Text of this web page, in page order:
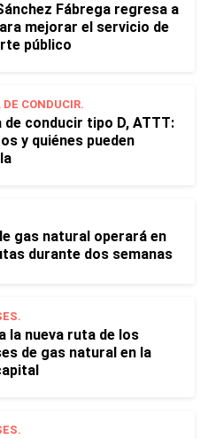
Fábrega regresa a
mejorar el servicio de
público
CONDUCIR.
de conducir tipo D, ATTT:
y quiénes pueden
gas natural operará en
durante dos semanas
la nueva ruta de los
de gas natural en la